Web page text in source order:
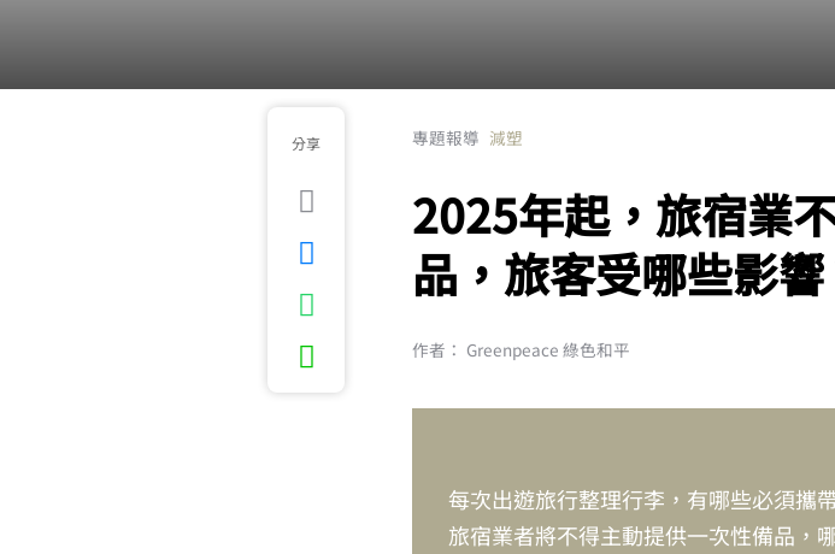
分享 專題報導 減塑
2025年起，旅宿業
品，旅客受哪些影響
作者： Greenpeace 綠色和平
每次出遊旅行整理行李，有哪些必須攜
旅宿業者將不得主動提供一次性備品，